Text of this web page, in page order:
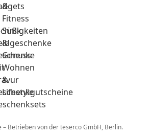
&
Fitness
Süßigkeiten
&
Genuss
Wohnen
&
Lifestyle
– Betrieben von der teserco GmbH, Berlin.